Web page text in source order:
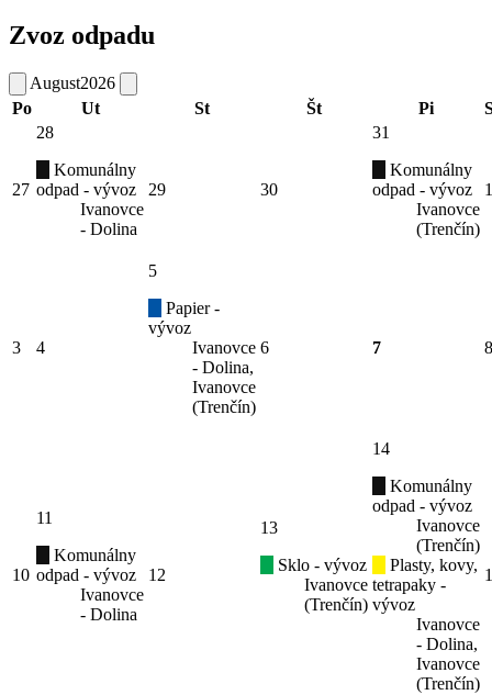
Zvoz odpadu
August2026
Po
Ut St Št Pi
27
28
Komunálny
odpad - vývoz
Ivanovce
- Dolina
29 30
31
Komunálny
odpad - vývoz
Ivanovce
(Trenčín)
1
3 4
5
Papier -
vývoz
Ivanovce
- Dolina,
Ivanovce
(Trenčín)
6 7 8
10
11
Komunálny
odpad - vývoz
Ivanovce
- Dolina
12
13
Sklo - vývoz
Ivanovce
(Trenčín)
14
Komunálny
odpad - vývoz
Ivanovce
(Trenčín)
Plasty, kovy,
tetrapaky -
vývoz
Ivanovce
- Dolina,
Ivanovce
(Trenčín)